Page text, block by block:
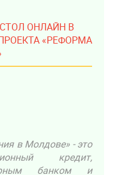
ОНЛАЙН В
«РЕФОРМА
в Молдове» - это
кредит,
банком и